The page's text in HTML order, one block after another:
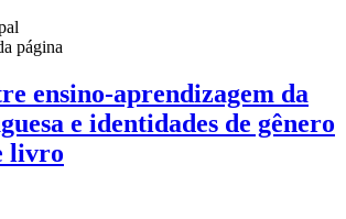
página
ensino-aprendizagem da
e identidades de gênero
livro